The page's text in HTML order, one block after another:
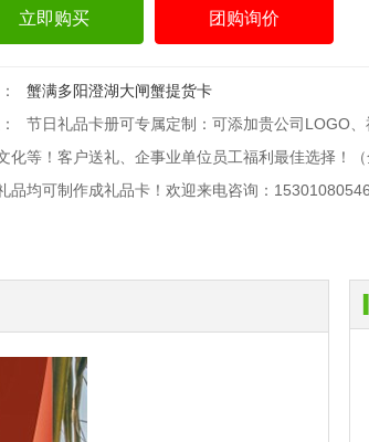
立即购买 团购询价
蟹满多阳澄湖大闸蟹提货卡
节日礼品卡册可专属定制：可添加贵公司LOGO、
化等！客户送礼、企事业单位员工福利最佳选择！
品均可制作成礼品卡！欢迎来电咨询：15301080546